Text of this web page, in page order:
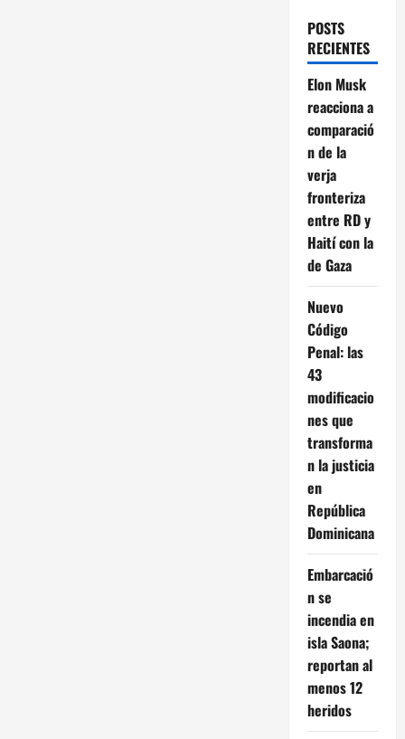
POSTS
RECIENTES
Elon Musk
reacciona a
comparació
n de la
verja
fronteriza
entre RD y
Haití con la
de Gaza
Nuevo
Código
Penal: las
43
modificacio
nes que
transforma
n la justicia
en
República
Dominicana
Embarcació
n se
incendia en
isla Saona;
reportan al
menos 12
heridos